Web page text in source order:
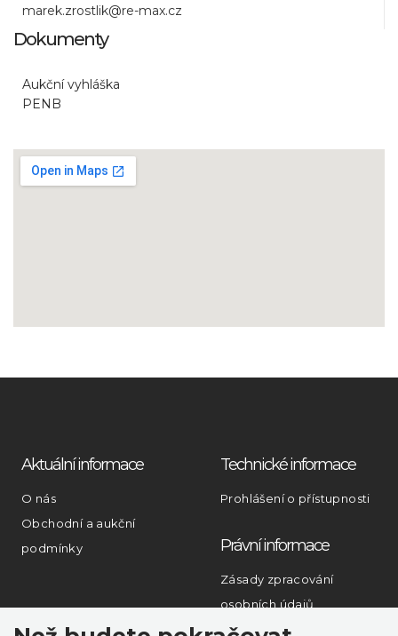
marek.zrostlik@re-max.cz
Dokumenty
Aukční vyhláška
PENB
Aktuální informace
O nás
Obchodní a aukční
podmínky
Technické informace
Prohlášení o přístupnosti
Právní informace
Zásady zpracování
osobních údajů